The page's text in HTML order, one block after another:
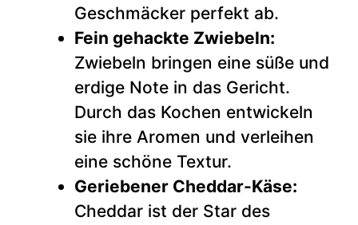
Geschmäcker perfekt ab.
Fein gehackte Zwiebeln:
Zwiebeln bringen eine süße und
erdige Note in das Gericht.
Durch das Kochen entwickeln
sie ihre Aromen und verleihen
eine schöne Textur.
Geriebener Cheddar-Käse:
Cheddar ist der Star des